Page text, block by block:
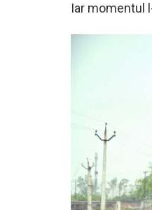
Iar momentul